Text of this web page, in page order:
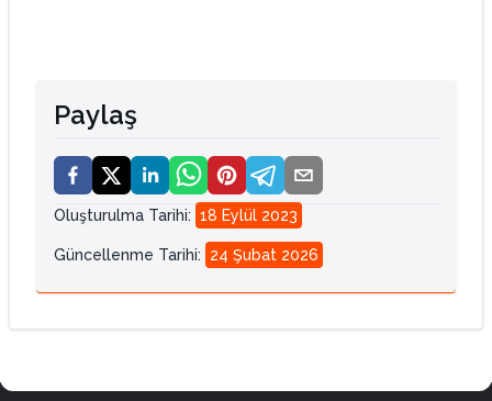
Paylaş
Oluşturulma Tarihi: 18 Eylül 2023
Güncellenme Tarihi: 24 Şubat 2026